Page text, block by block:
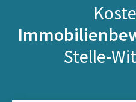
Stelle-